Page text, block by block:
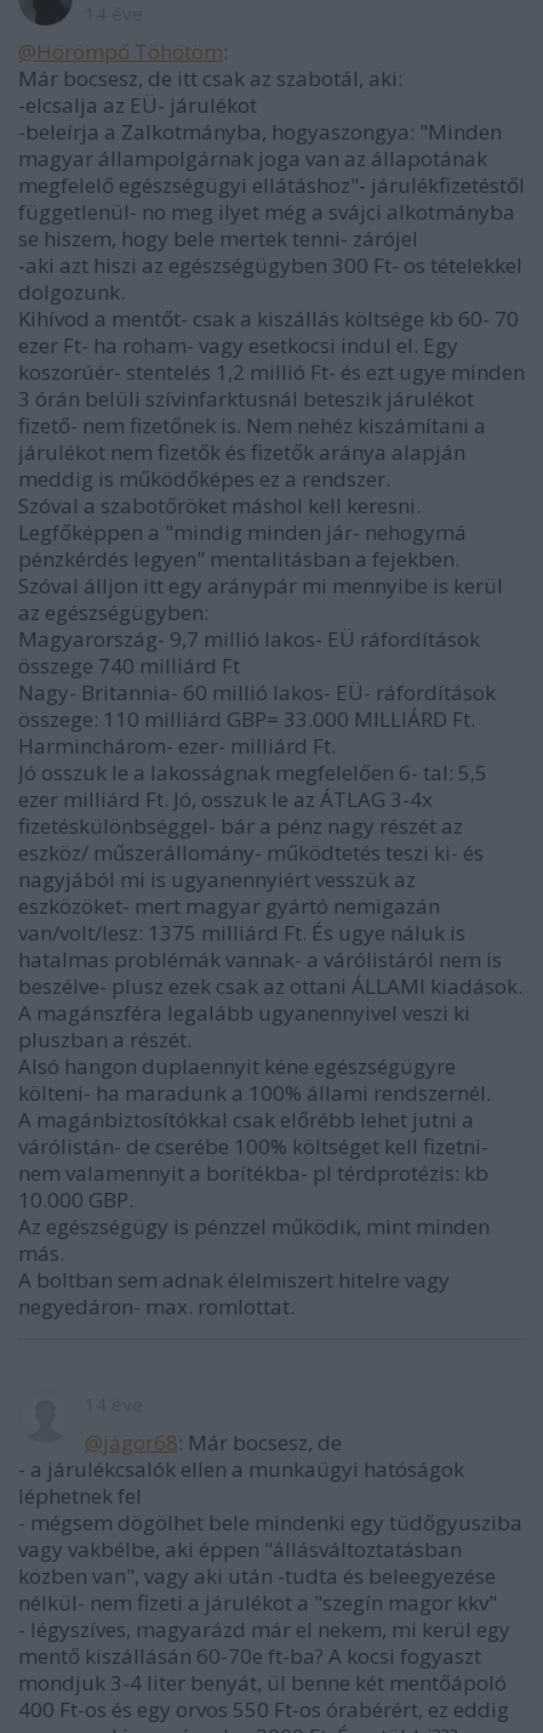
@Hörömpő Töhötöm:
Már bocsesz, de itt csak az szabotál, aki:
-elcsalja az EÜ- járulékot
-beleírja a Zalkotmányba, hogyaszongya: "Minden
magyar állampolgárnak joga van az állapotának
megfelelő egészségügyi ellátáshoz"- járulékfizetéstől
függetlenül- no meg ilyet még a svájci alkotmányba
se hiszem, hogy bele mertek tenni- zárójel
-aki azt hiszi az egészségügyben 300 Ft- os tételekkel
dolgozunk.
Kihívod a mentőt- csak a kiszállás költsége kb 60- 70
ezer Ft- ha roham- vagy esetkocsi indul el. Egy
koszorúér- stentelés 1,2 millió Ft- és ezt ugye minden
3 órán belüli szívinfarktusnál beteszik járulékot
fizető- nem fizetőnek is. Nem nehéz kiszámítani a
járulékot nem fizetők és fizetők aránya alapján
meddig is működőképes ez a rendszer.
Szóval a szabotőröket máshol kell keresni.
Legfőképpen a "mindig minden jár- nehogymá
pénzkérdés legyen" mentalitásban a fejekben.
Szóval álljon itt egy aránypár mi mennyibe is kerül
az egészségügyben:
Magyarország- 9,7 millió lakos- EÜ ráfordítások
összege 740 milliárd Ft
Nagy- Britannia- 60 millió lakos- EÜ- ráfordítások
összege: 110 milliárd GBP= 33.000 MILLIÁRD Ft.
Harminchárom- ezer- milliárd Ft.
Jó osszuk le a lakosságnak megfelelően 6- tal: 5,5
ezer milliárd Ft. Jó, osszuk le az ÁTLAG 3-4x
fizetéskülönbséggel- bár a pénz nagy részét az
eszköz/ műszerállomány- működtetés teszi ki- és
nagyjából mi is ugyanennyiért vesszük az
eszközöket- mert magyar gyártó nemigazán
van/volt/lesz: 1375 milliárd Ft. És ugye náluk is
hatalmas problémák vannak- a várólistáról nem is
beszélve- plusz ezek csak az ottani ÁLLAMI kiadások.
A magánszféra legalább ugyanennyivel veszi ki
pluszban a részét.
Alsó hangon duplaennyit kéne egészségügyre
költeni- ha maradunk a 100% állami rendszernél.
A magánbiztosítókkal csak előrébb lehet jutni a
várólistán- de cserébe 100% költséget kell fizetni-
nem valamennyit a borítékba- pl térdprotézis: kb
10.000 GBP.
Az egészségügy is pénzzel működik, mint minden
más.
A boltban sem adnak élelmiszert hitelre vagy
negyedáron- max. romlottat.
@jágör68: Már bocsesz, de
- a járulékcsalók ellen a munkaügyi hatóságok
léphetnek fel
- mégsem dögölhet bele mindenki egy tüdőgyusziba
vagy vakbélbe, aki éppen "állásváltoztatásban
közben van", vagy aki után -tudta és beleegyezése
nélkül- nem fizeti a járulékot a "szegín magor kkv"
- légyszíves, magyarázd már el nekem, mi kerül egy
mentő kiszállásán 60-70e ft-ba? A kocsi fogyaszt
mondjuk 3-4 liter benyát, ül benne két mentőápoló
400 Ft-os és egy orvos 550 Ft-os órabérért, ez eddig